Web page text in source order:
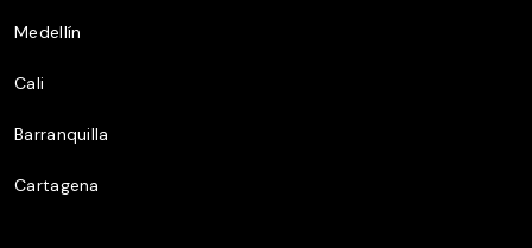
Medellín
Cali
Barranquilla
Cartagena